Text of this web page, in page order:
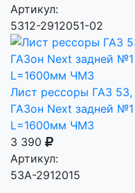
Артикул:
5312-2912051-02
Лист рессоры ГАЗ 53,
ГАЗон Next задней №1
L=1600мм ЧМЗ
3 390
Артикул:
53А-2912015